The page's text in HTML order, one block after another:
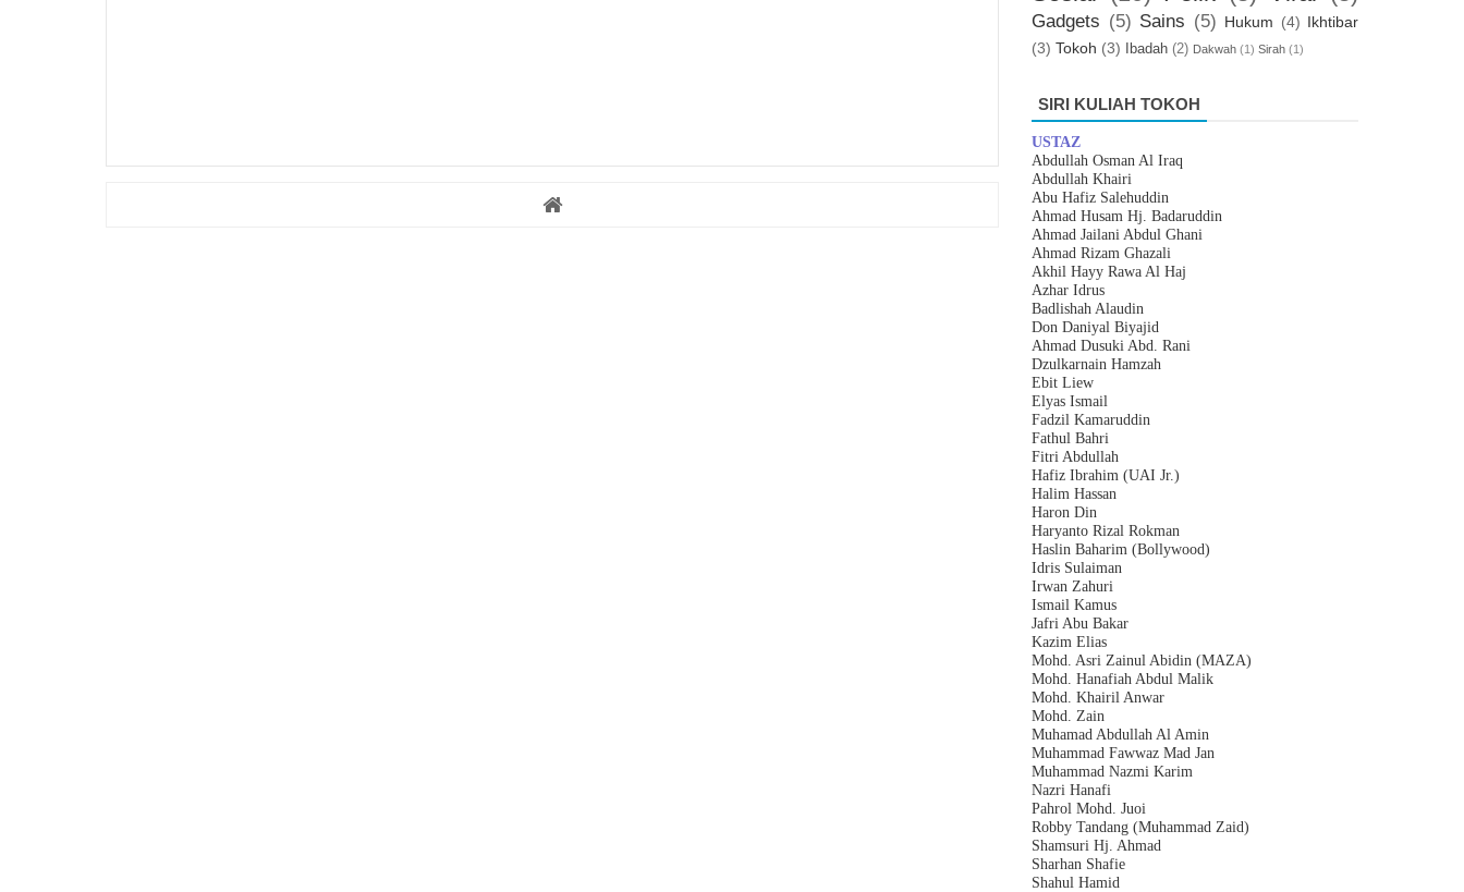
Gadgets (5) Sains (5) Hukum (4) Ikhtibar
(3) Tokoh (3) Ibadah (2) Dakwah (1) Sirah (1)
SIRI KULIAH TOKOH
USTAZ
Abdullah Osman Al Iraq
Abdullah Khairi
Abu Hafiz Salehuddin
Ahmad Husam Hj. Badaruddin
Ahmad Jailani Abdul Ghani
Ahmad Rizam Ghazali
Akhil Hayy Rawa Al Haj
Azhar Idrus
Badlishah Alaudin
Don Daniyal Biyajid
Ahmad Dusuki Abd. Rani
Dzulkarnain Hamzah
Ebit Liew
Elyas Ismail
Fadzil Kamaruddin
Fathul Bahri
Fitri Abdullah
Hafiz Ibrahim (UAI Jr.)
Halim Hassan
Haron Din
Haryanto Rizal Rokman
Haslin Baharim (Bollywood)
Idris Sulaiman
Irwan Zahuri
Ismail Kamus
Jafri Abu Bakar
Kazim Elias
Mohd. Asri Zainul Abidin (MAZA)
Mohd. Hanafiah Abdul Malik
Mohd. Khairil Anwar
Mohd. Zain
Muhamad Abdullah Al Amin
Muhammad Fawwaz Mad Jan
Muhammad Nazmi Karim
Nazri Hanafi
Pahrol Mohd. Juoi
Robby Tandang (Muhammad Zaid)
Shamsuri Hj. Ahmad
Sharhan Shafie
Shahul Hamid